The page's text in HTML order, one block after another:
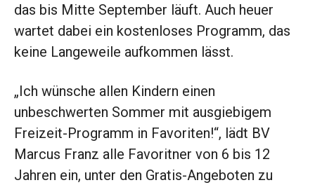
das bis Mitte September läuft. Auch heuer
wartet dabei ein kostenloses Programm, das
keine Langeweile aufkommen lässt.
„Ich wünsche allen Kindern einen
unbeschwerten Sommer mit ausgiebigem
Freizeit-Programm in Favoriten!“, lädt BV
Marcus Franz alle Favoritner von 6 bis 12
Jahren ein, unter den Gratis-Angeboten zu